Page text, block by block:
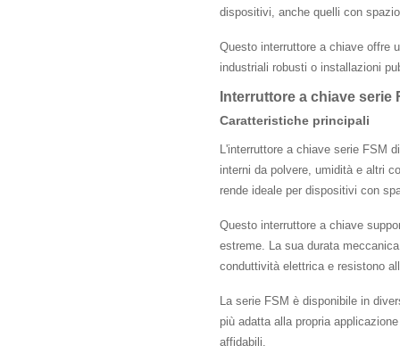
dispositivi, anche quelli con
Questo interruttore a chiave offre
industriali robusti o installazioni
Interruttore a chiave serie
Caratteristiche principali
L'interruttore a chiave serie FSM
interni da polvere, umidità e altri
rende ideale per dispositivi con
Questo interruttore a chiave
estreme. La sua durata
conduttività elettrica e resistono
La serie FSM è disponibile in
più adatta alla propria
affidabili.